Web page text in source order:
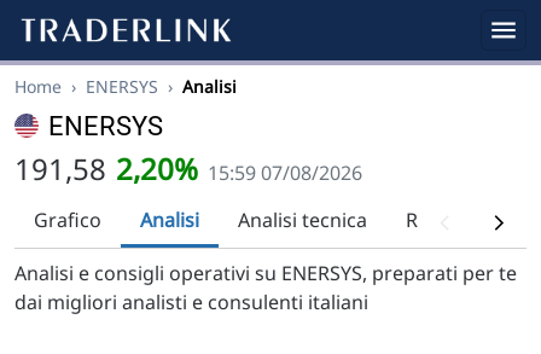
Home › ENERSYS › Analisi
ENERSYS
191,58 2,20% 15:59 07/08/2026
Grafico
Analisi Analisi tecnica
Analisi e consigli operativi su ENERSYS, preparati per te
dai migliori analisti e consulenti italiani